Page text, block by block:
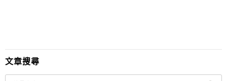
文章搜尋